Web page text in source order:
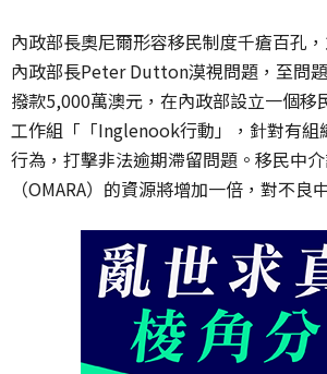
內政部長奧尼爾形容移民制度千瘡百孔
內政部長Peter Dutton漠視問題，至問
撥款5,000萬澳元，在內政部設立一個移
工作組「「Inglenook行動」
，針對有
行為，打擊非法逾期滯留問題。移民中
（OMARA）的資源將增加一倍，對不良